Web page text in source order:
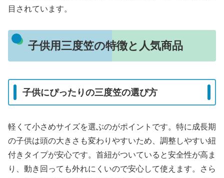
目されています。
子供用三度笠の特徴と人気商品
子供にぴったりの三度笠の選び方
軽くて小さめサイズを選ぶのがポイントです。特に成長期
の子供は頭の大きさも変わりやすいため、調整しやすい紐
付きタイプが安心です。首紐がついていると安全性が高ま
り、動き回っても外れにくいので安心して使えます。さら